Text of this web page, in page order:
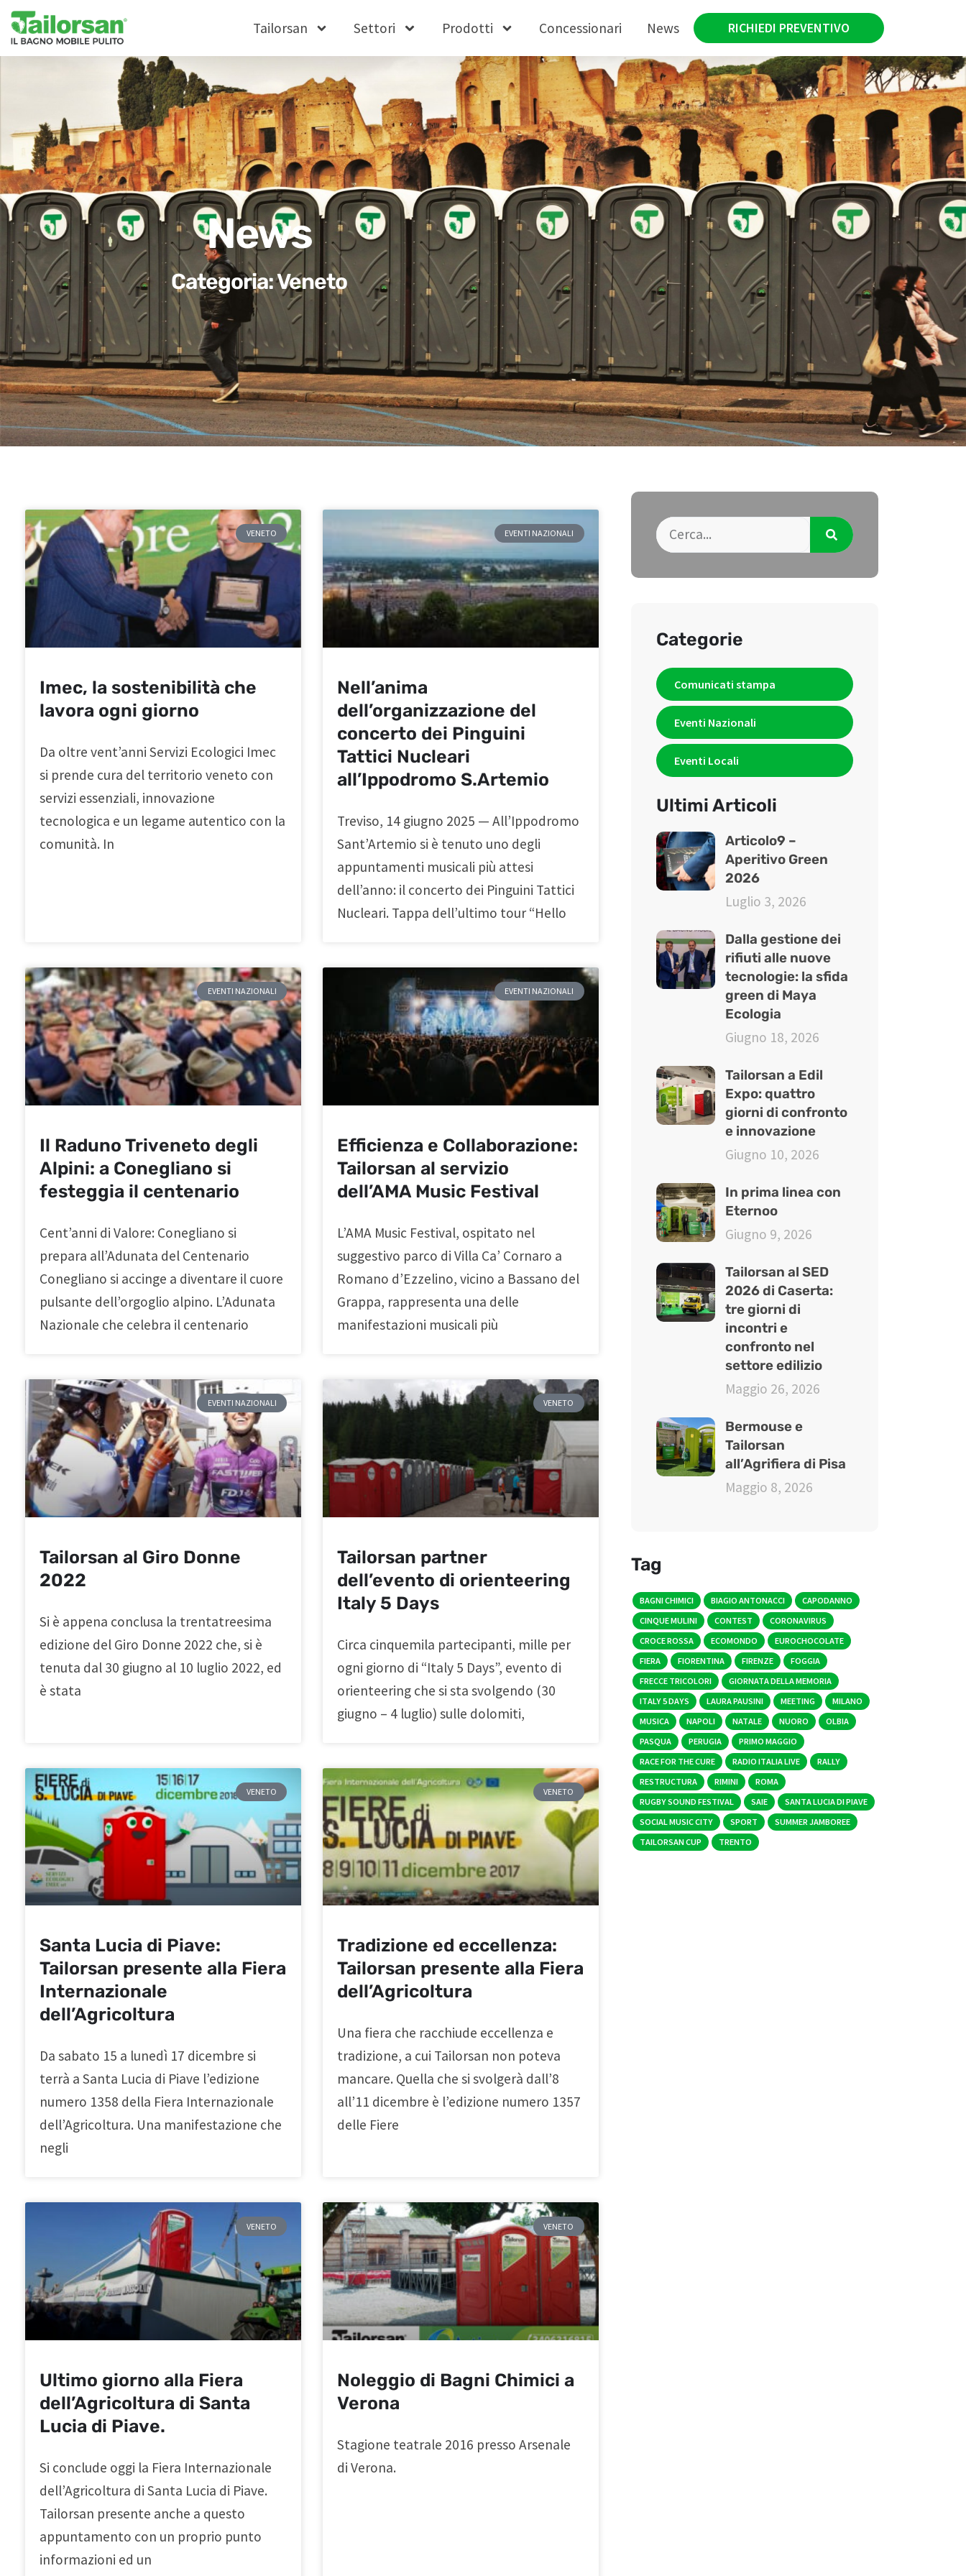
Tailorsan Settori Prodotti Concessionari News RICHIEDI PREVENTIVO
News
Categoria: Veneto
VENETO
Imec, la sostenibilità che
lavora ogni giorno
Da oltre vent’anni Servizi Ecologici Imec
si prende cura del territorio veneto con
servizi essenziali, innovazione
tecnologica e un legame autentico con la
comunità. In
EVENTI NAZIONALI
Nell’anima
dell’organizzazione del
concerto dei Pinguini
Tattici Nucleari
all’Ippodromo S.Artemio
Treviso, 14 giugno 2025 — All’Ippodromo
Sant’Artemio si è tenuto uno degli
appuntamenti musicali più attesi
dell’anno: il concerto dei Pinguini Tattici
Nucleari. Tappa dell’ultimo tour “Hello
EVENTI NAZIONALI
Il Raduno Triveneto degli
Alpini: a Conegliano si
festeggia il centenario
Cent’anni di Valore: Conegliano si
prepara all’Adunata del Centenario
Conegliano si accinge a diventare il cuore
pulsante dell’orgoglio alpino. L’Adunata
Nazionale che celebra il centenario
EVENTI NAZIONALI
Efficienza e Collaborazione:
Tailorsan al servizio
dell’AMA Music Festival
L’AMA Music Festival, ospitato nel
suggestivo parco di Villa Ca’ Cornaro a
Romano d’Ezzelino, vicino a Bassano del
Grappa, rappresenta una delle
manifestazioni musicali più
EVENTI NAZIONALI
Tailorsan al Giro Donne
2022
Si è appena conclusa la trentatreesima
edizione del Giro Donne 2022 che, si è
tenuta dal 30 giugno al 10 luglio 2022, ed
è stata
VENETO
Tailorsan partner
dell’evento di orienteering
Italy 5 Days
Circa cinquemila partecipanti, mille per
ogni giorno di “Italy 5 Days”, evento di
orienteering che si sta svolgendo (30
giugno – 4 luglio) sulle dolomiti,
VENETO
Santa Lucia di Piave:
Tailorsan presente alla Fiera
Internazionale
dell’Agricoltura
Da sabato 15 a lunedì 17 dicembre si
terrà a Santa Lucia di Piave l’edizione
numero 1358 della Fiera Internazionale
dell’Agricoltura. Una manifestazione che
negli
VENETO
Tradizione ed eccellenza:
Tailorsan presente alla Fiera
dell’Agricoltura
Una fiera che racchiude eccellenza e
tradizione, a cui Tailorsan non poteva
mancare. Quella che si svolgerà dall’8
all’11 dicembre è l’edizione numero 1357
delle Fiere
VENETO
Ultimo giorno alla Fiera
dell’Agricoltura di Santa
Lucia di Piave.
Si conclude oggi la Fiera Internazionale
dell’Agricoltura di Santa Lucia di Piave.
Tailorsan presente anche a questo
appuntamento con un proprio punto
informazioni ed un
VENETO
Noleggio di Bagni Chimici a
Verona
Stagione teatrale 2016 presso Arsenale
di Verona.
Categorie
Comunicati stampa
Eventi Nazionali
Eventi Locali
Ultimi Articoli
Articolo9 –
Aperitivo Green
2026
Luglio 3, 2026
Dalla gestione dei
rifiuti alle nuove
tecnologie: la sfida
green di Maya
Ecologia
Giugno 18, 2026
Tailorsan a Edil
Expo: quattro
giorni di confronto
e innovazione
Giugno 10, 2026
In prima linea con
Eternoo
Giugno 9, 2026
Tailorsan al SED
2026 di Caserta:
tre giorni di
incontri e
confronto nel
settore edilizio
Maggio 26, 2026
Bermouse e
Tailorsan
all’Agrifiera di Pisa
Maggio 8, 2026
Tag
BAGNI CHIMICI BIAGIO ANTONACCI
CAPODANNO
CINQUE MULINI
CONTEST
CORONAVIRUS
CROCE ROSSA
ECOMONDO
EUROCHOCOLATE
FIERA
FIORENTINA FIRENZE
FOGGIA
FRECCE TRICOLORI
GIORNATA DELLA MEMORIA
ITALY 5 DAYS
LAURA PAUSINI MEETING
MILANO
MUSICA
NAPOLI NATALE NUORO
OLBIA
PASQUA
PERUGIA
PRIMO MAGGIO
RACE FOR THE CURE
RADIO ITALIA LIVE
RALLY
RESTRUCTURA
RIMINI
ROMA
RUGBY SOUND FESTIVAL
SAIE
SANTA LUCIA DI PIAVE
SOCIAL MUSIC CITY
SPORT
SUMMER JAMBOREE
TAILORSAN CUP
TRENTO